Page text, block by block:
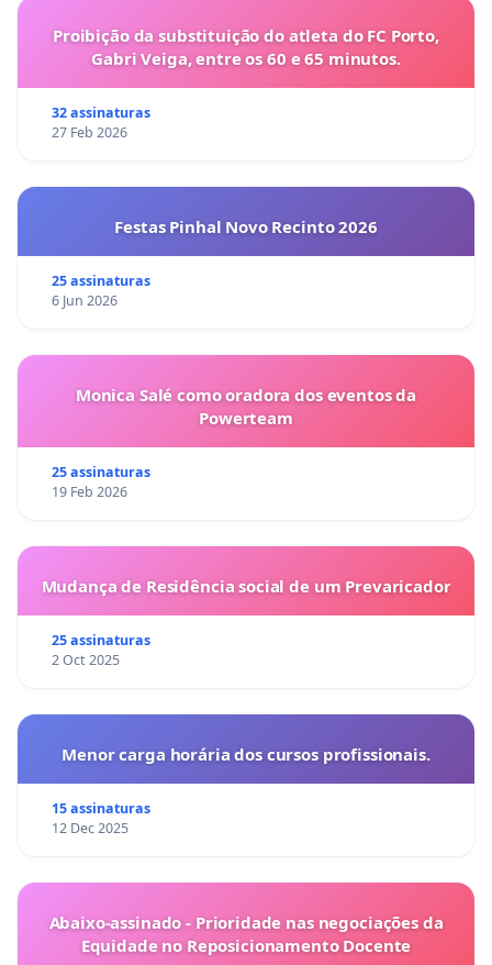
Proibição da substituição do atleta do FC Porto,
Gabri Veiga, entre os 60 e 65 minutos.
32 assinaturas
27 Feb 2026
Festas Pinhal Novo Recinto 2026
25 assinaturas
6 Jun 2026
Monica Salé como oradora dos eventos da
Powerteam
25 assinaturas
19 Feb 2026
Mudança de Residência social de um Prevaricador
25 assinaturas
2 Oct 2025
Menor carga horária dos cursos profissionais.
15 assinaturas
12 Dec 2025
Abaixo-assinado - Prioridade nas negociações da
Equidade no Reposicionamento Docente